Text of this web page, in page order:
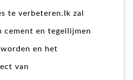
te verbeteren.Ik zal
cement en tegellijmen
en het
van